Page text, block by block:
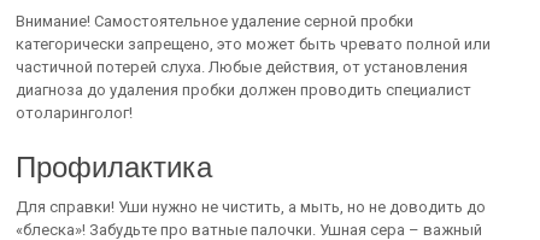
Внимание! Самостоятельное удаление серной пробки
категорически запрещено, это может быть чревато полной или
частичной потерей слуха. Любые действия, от установления
диагноза до удаления пробки должен проводить специалист
отоларинголог!
Профилактика
Для справки! Уши нужно не чистить, а мыть, но не доводить до
«блеска»! Забудьте про ватные палочки. Ушная сера – важный